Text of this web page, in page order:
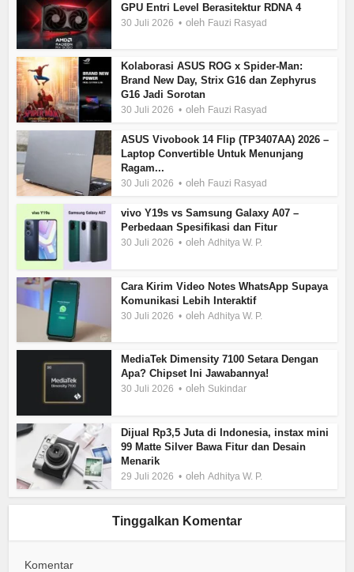
GPU Entri Level Berasitektur RDNA 4
30 Juli 2026 oleh Fauzi Rasyad
Kolaborasi ASUS ROG x Spider-Man:
Brand New Day, Strix G16 dan Zephyrus
G16 Jadi Sorotan
30 Juli 2026 oleh Fauzi Rasyad
ASUS Vivobook 14 Flip (TP3407AA) 2026 –
Laptop Convertible Untuk Menunjang
Ragam...
30 Juli 2026 oleh Fauzi Rasyad
vivo Y19s vs Samsung Galaxy A07 –
Perbedaan Spesifikasi dan Fitur
30 Juli 2026 olehAdhitya W. P.
Cara Kirim Video Notes WhatsApp Supaya
Komunikasi Lebih Interaktif
30 Juli 2026 olehAdhitya W. P.
MediaTek Dimensity 7100 Setara Dengan
Apa? Chipset Ini Jawabannya!
30 Juli 2026 oleh Sukindar
Dijual Rp3,5 Juta di Indonesia, instax mini
99 Matte Silver Bawa Fitur dan Desain
Menarik
29 Juli 2026 olehAdhitya W. P.
Tinggalkan Komentar
Komentar